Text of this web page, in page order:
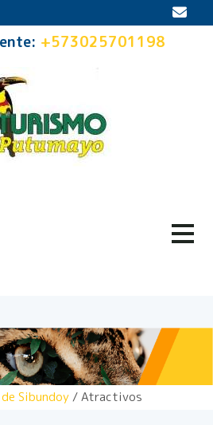
+573025701198
Sibundoy/ Atractivos